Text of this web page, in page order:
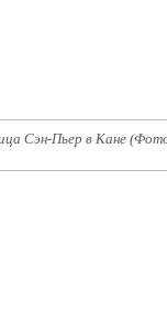
Сэн-Пьер в Кане